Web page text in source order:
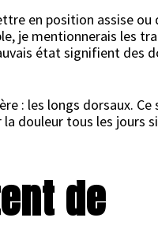
en position assise
je mentionnerais les
état signifient des
: les longs dorsaux. Ce
douleur tous les jours
de